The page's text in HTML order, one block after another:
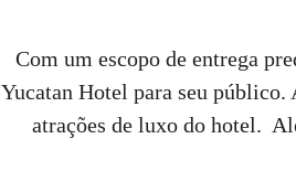
Com um escopo de entrega
Yucatan Hotel para seu público.
atrações de luxo do hotel.